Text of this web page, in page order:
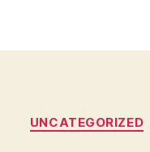
Categorías
UNCATEGORIZED